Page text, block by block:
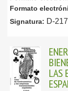
Formato
Signatura: D-
LAS